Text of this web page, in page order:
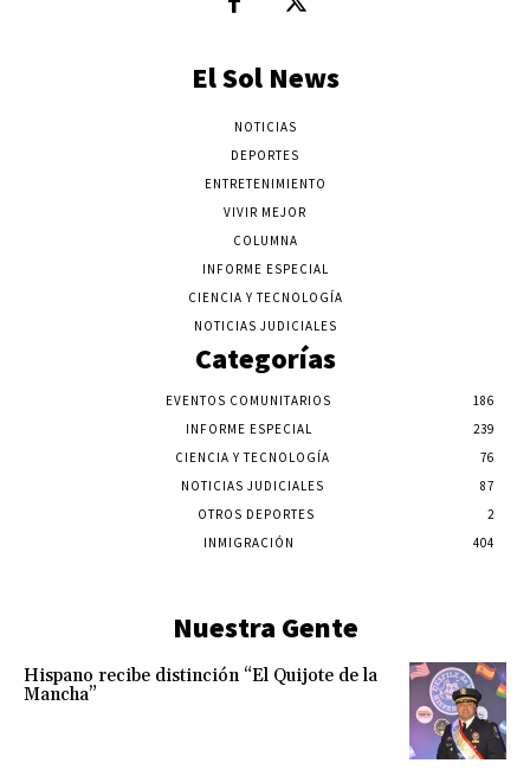
El Sol News
NOTICIAS
DEPORTES
ENTRETENIMIENTO
VIVIR MEJOR
COLUMNA
INFORME ESPECIAL
CIENCIA Y TECNOLOGÍA
NOTICIAS JUDICIALES
Categorías
EVENTOS COMUNITARIOS
186
INFORME ESPECIAL
239
CIENCIA Y TECNOLOGÍA
76
NOTICIAS JUDICIALES
87
OTROS DEPORTES
2
INMIGRACIÓN
404
Nuestra Gente
Hispano recibe distinción “El Quijote de la
Mancha”